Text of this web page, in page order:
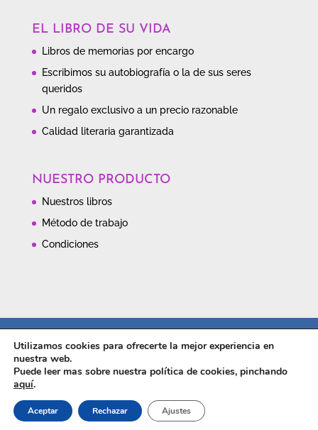
EL LIBRO DE SU VIDA
Libros de memorias por encargo
Escribimos su autobiografía o la de sus seres
queridos
Un regalo exclusivo a un precio razonable
Calidad literaria garantizada
NUESTRO PRODUCTO
Nuestros libros
Método de trabajo
Condiciones
Política de cookies
El libro de su vida ® |BajoWeb
Utilizamos cookies para ofrecerte la mejor experiencia en
nuestra web.
Puede leer mas sobre nuestra política de cookies, pinchando
aquí.
Aceptar Rechazar Ajustes